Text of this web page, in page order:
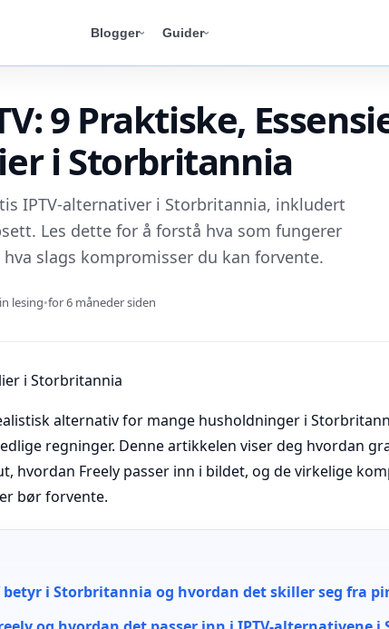
Blogger Guider
9 Praktiske,
i Storbritannia
IPTV-alternativer i Storbritannia, inkludert
Les dette for å forstå hva som fungerer
slags kompromisser du kan forvente.
lesing•for 6 måneder siden
alternativ for mange husholdninger i
regninger. Denne artikkelen viser deg hvordan
hvordan Freely passer inn i bildet, og de virkelige
bør forvente.
betyr i Storbritannia og hvordan det skiller seg fra